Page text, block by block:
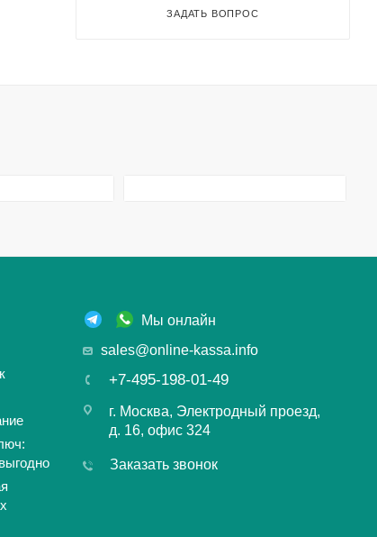
ЗАДАТЬ ВОПРОС
Мы онлайн
sales@online-kassa.info
+7-495-198-01-49
г. Москва, Электродный проезд,
д. 16, офис 324
Заказать звонок